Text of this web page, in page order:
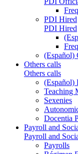
PDI Hired
PDI Hired
(Español)
Others calls
Others calls
(Español)
Teaching
Sexenies
Docentia
Payroll and
Payroll and
Payrolls